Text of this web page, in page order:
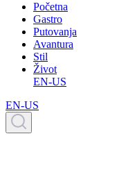
Početna
Gastro
Putovanja
Avantura
Stil
Život
EN-US
EN-US